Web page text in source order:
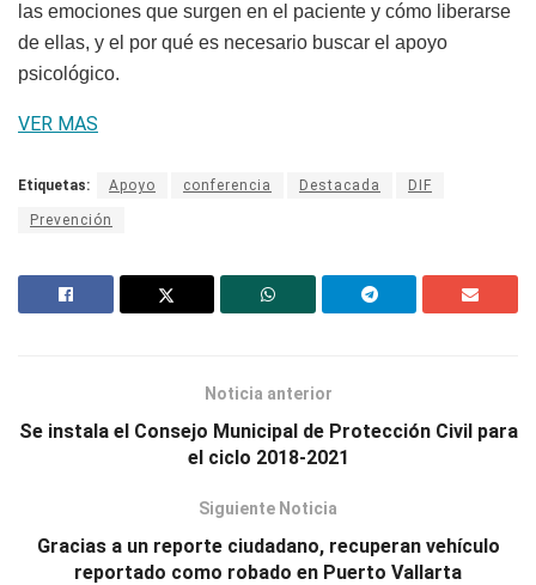
las emociones que surgen en el paciente y cómo liberarse
de ellas, y el por qué es necesario buscar el apoyo
psicológico.
VER MAS
Etiquetas: Apoyo conferencia Destacada DIF
Prevención
Noticia anterior
Se instala el Consejo Municipal de Protección Civil para
el ciclo 2018-2021
Siguiente Noticia
Gracias a un reporte ciudadano, recuperan vehículo
reportado como robado en Puerto Vallarta